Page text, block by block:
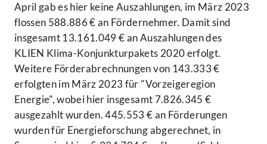
April gab es hier keine Auszahlungen, im März 2023
flossen 588.886 € an Fördernehmer. Damit sind
insgesamt 13.161.049 € an Auszahlungen des
KLIEN Klima-Konjunkturpakets 2020 erfolgt.
Weitere Förderabrechnungen von 143.333 €
erfolgten im März 2023 für "Vorzeigeregion
Energie", wobei hier insgesamt 7.826.345 €
ausgezahlt wurden. 445.553 € an Förderungen
wurden für Energieforschung abgerechnet, in